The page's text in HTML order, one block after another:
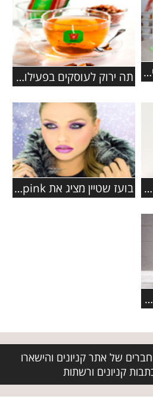
רעיונות לשבת גשומה מויסוצקי תה ירוק לעוסקים בפעילות גופנית
טיפים לכריך בית הספר המושלם בועז שטיין מציג את Deep pink
חדש על אדן החלון: חנוכיות לשנת תשע"ה
של אתר קניונים והישארו
קניונים ורשתות